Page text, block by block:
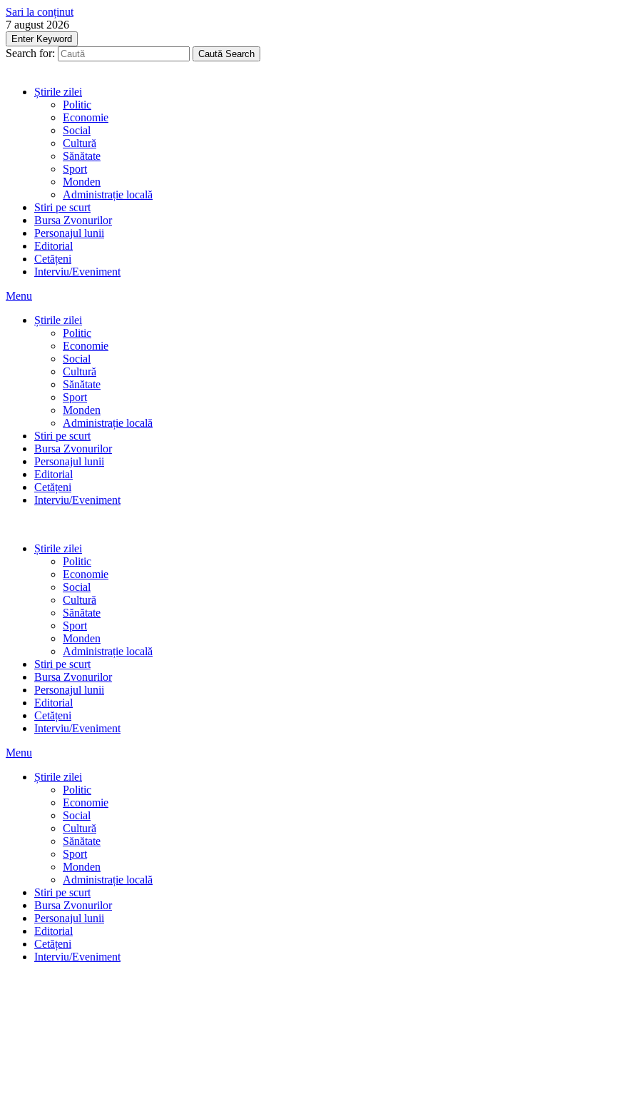
Sari la conținut
7 august 2026
Enter Keyword
Search for: Caută Search
Știrile zilei
Politic
Economie
Social
Cultură
Sănătate
Sport
Monden
Administrație locală
Stiri pe scurt
Bursa Zvonurilor
Personajul lunii
Editorial
Cetățeni
Interviu/Eveniment
Menu
Știrile zilei
Politic
Economie
Social
Cultură
Sănătate
Sport
Monden
Administrație locală
Stiri pe scurt
Bursa Zvonurilor
Personajul lunii
Editorial
Cetățeni
Interviu/Eveniment
Știrile zilei
Politic
Economie
Social
Cultură
Sănătate
Sport
Monden
Administrație locală
Stiri pe scurt
Bursa Zvonurilor
Personajul lunii
Editorial
Cetățeni
Interviu/Eveniment
Menu
Știrile zilei
Politic
Economie
Social
Cultură
Sănătate
Sport
Monden
Administrație locală
Stiri pe scurt
Bursa Zvonurilor
Personajul lunii
Editorial
Cetățeni
Interviu/Eveniment